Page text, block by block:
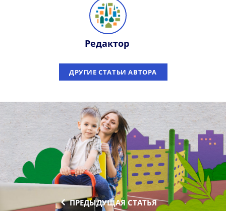
Редактор
ДРУГИЕ СТАТЬИ АВТОРА
ПРЕДЫДУЩАЯ СТАТЬЯ